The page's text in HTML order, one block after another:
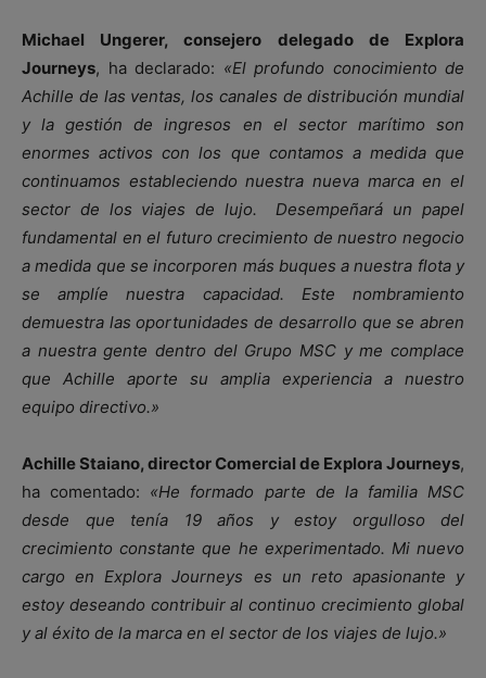
Michael Ungerer, consejero delegado de Explora
Journeys, ha declarado: «El profundo conocimiento de
Achille de las ventas, los canales de distribución mundial
y la gestión de ingresos en el sector marítimo son
enormes activos con los que contamos a medida que
continuamos estableciendo nuestra nueva marca en el
sector de los viajes de lujo. Desempeñará un papel
fundamental en el futuro crecimiento de nuestro negocio
a medida que se incorporen más buques a nuestra flota y
se amplíe nuestra capacidad. Este nombramiento
demuestra las oportunidades de desarrollo que se abren
a nuestra gente dentro del Grupo MSC y me complace
que Achille aporte su amplia experiencia a nuestro
equipo directivo.»
Achille Staiano, director Comercial de Explora Journeys,
ha comentado: «He formado parte de la familia MSC
desde que tenía 19 años y estoy orgulloso del
crecimiento constante que he experimentado. Mi nuevo
cargo en Explora Journeys es un reto apasionante y
estoy deseando contribuir al continuo crecimiento global
y al éxito de la marca en el sector de los viajes de lujo.»